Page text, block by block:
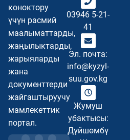
коноктору
үчүн расмий
маалыматтарды,
жаңылыктарды,
жарыяларды
жана
документтерди
жайгаштыруучу
мамлекеттик
портал.
03946 5-21-
41
Эл. почта:
info@kyzyl-
suu.gov.kg
Жумуш
убактысы:
Дүйшөмбү